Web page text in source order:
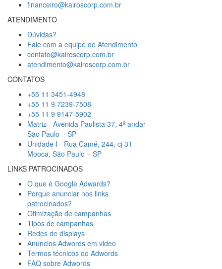
financeiro@kairoscorp.com.br
ATENDIMENTO
Dúvidas?
Fale com a equipe de Atendimento
contato@kairoscorp.com.br
atendimento@kairoscorp.com.br
CONTATOS
+55 11 3451-4948
+55 11 9 7239-7508
+55 11 9 9147-5902
Matriz - Avenida Paulista 37, 4º andar
São Paulo – SP
Unidade I - Rua Camé, 244, cj 31
Mooca, São Paulo – SP
LINKS PATROCINADOS
O que é Google Adwards?
Porque anunciar nos links
patrocinados?
Otimização de campanhas
Tipos de campanhas
Redes de displays
Anúncios Adwords em video
Termos técnicos do Adwords
FAQ sobre Adwords